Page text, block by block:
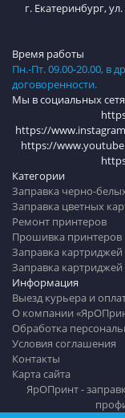
г. Екатеринбург,
Категории
Заправка черно-
Заправка цветных
Ремонт принтеров
Прошивка принтеров
Заправка картриджей
Заправка картриджей
Информация
Выезд курьера и
О компании
Обработка
Условия соглашения
Контакты
Карта сайта
Время работы
Пн.-Пт. 09.00-20.00, в
договоренности.
Мы в социальных
https://
https://
ЯрОПринт -